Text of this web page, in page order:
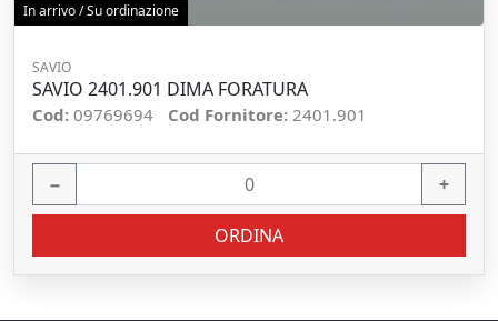
In arrivo / Su ordinazione
SAVIO
SAVIO 2401.901 DIMA FORATURA
Cod: 09769694 Cod Fornitore: 2401.901
− +
ORDINA